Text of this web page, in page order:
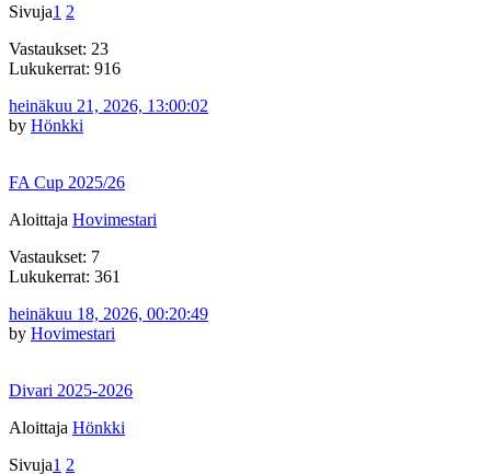
Sivuja1 2
Vastaukset: 23
Lukukerrat: 916
heinäkuu 21, 2026, 13:00:02
by Hönkki
FA Cup 2025/26
Aloittaja Hovimestari
Vastaukset: 7
Lukukerrat: 361
heinäkuu 18, 2026, 00:20:49
by Hovimestari
Divari 2025-2026
Aloittaja Hönkki
Sivuja1 2